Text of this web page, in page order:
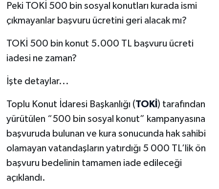
Peki TOKİ 500 bin sosyal konutları kurada ismi
çıkmayanlar başvuru ücretini geri alacak mı?
TOKİ 500 bin konut 5.000 TL başvuru ücreti
iadesi ne zaman?
İşte detaylar...
Toplu Konut İdaresi Başkanlığı (TOKİ ) tarafından
yürütülen “500 bin sosyal konut” kampanyasına
başvuruda bulunan ve kura sonucunda hak sahibi
olamayan vatandaşların yatırdığı 5 000 TL’lik ön
başvuru bedelinin tamamen iade edileceği
açıklandı.